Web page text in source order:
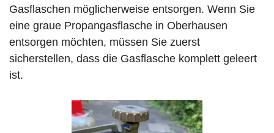
Gasflaschen möglicherweise entsorgen. Wenn Sie
eine graue Propangasflasche in Oberhausen
entsorgen möchten, müssen Sie zuerst
sicherstellen, dass die Gasflasche komplett geleert
ist.